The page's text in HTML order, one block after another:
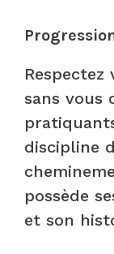
sans vous
discipline
possède
et son